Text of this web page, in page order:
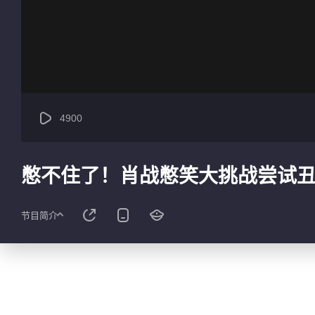
4900
憋不住了！肖战憋笑大挑战尝试
节目简介